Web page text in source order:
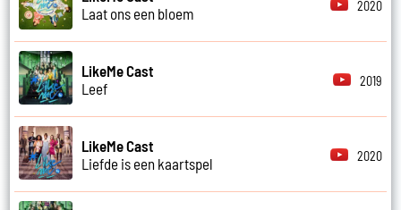
Laat ons een bloem
2020
LikeMe Cast
Leef
2019
LikeMe Cast
Liefde is een kaartspel
2020